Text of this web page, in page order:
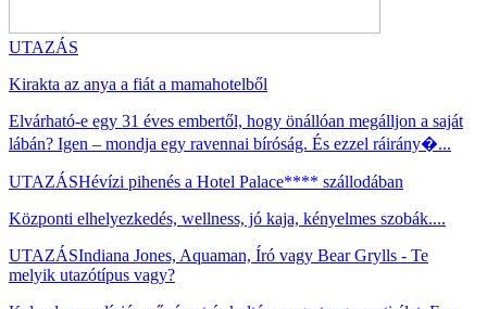
UTAZÁS
Kirakta az anya a fiát a mamahotelből
Elvárható-e egy 31 éves embertől, hogy önállóan megálljon a saját
lábán? Igen – mondja egy ravennai bíróság. És ezzel ráirány�...
UTAZÁSHévízi pihenés a Hotel Palace**** szállodában
Központi elhelyezkedés, wellness, jó kaja, kényelmes szobák....
UTAZÁSIndiana Jones, Aquaman, Író vagy Bear Grylls - Te
melyik utazótípus vagy?